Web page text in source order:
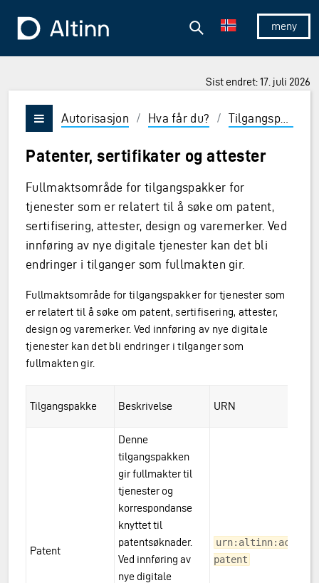
Vis/skjul
Søk
Sist endret: 17. juli 2026
Vis/skjul meny
Autorisasjon / Hva får du? / Tilgangspakker og roller
Patenter, sertifikater og attester
Fullmaktsområde for tilgangspakker for
tjenester som er relatert til å søke om patent,
sertifisering, attester, design og varemerker. Ved
innføring av nye digitale tjenester kan det bli
endringer i tilganger som fullmakten gir.
Fullmaktsområde for tilgangspakker for tjenester som
er relatert til å søke om patent, sertifisering, attester,
design og varemerker. Ved innføring av nye digitale
tjenester kan det bli endringer i tilganger som
fullmakten gir.
Tilgangspakke Beskrivelse URN
Patent
Denne
tilgangspakken
gir fullmakter til
tjenester og
korrespondanse
knyttet til
patentsøknader.
Ved innføring av
nye digitale
patent